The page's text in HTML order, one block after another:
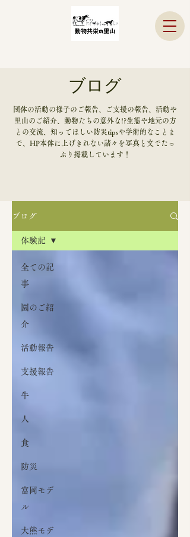
ブログ
​団体の活動の様子のご報告、ご支援の報告、活動や
里山のご紹介、動物たちの意外な!?生態や地元の方
との交流、知ってほしい防災tipsや学術的なことま
で、HP本体に上げきれない諸々を写真と文でたっ
ぷり掲載しています！
ブログ
全ての記
事
園のご紹
介
活動報告
支援報告
牛
人
食
防災
富岡モデ
ル
大熊モデ
体験記